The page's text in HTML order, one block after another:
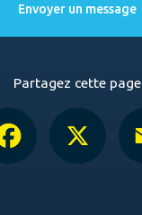
Envoyer un message
Partagez cette page